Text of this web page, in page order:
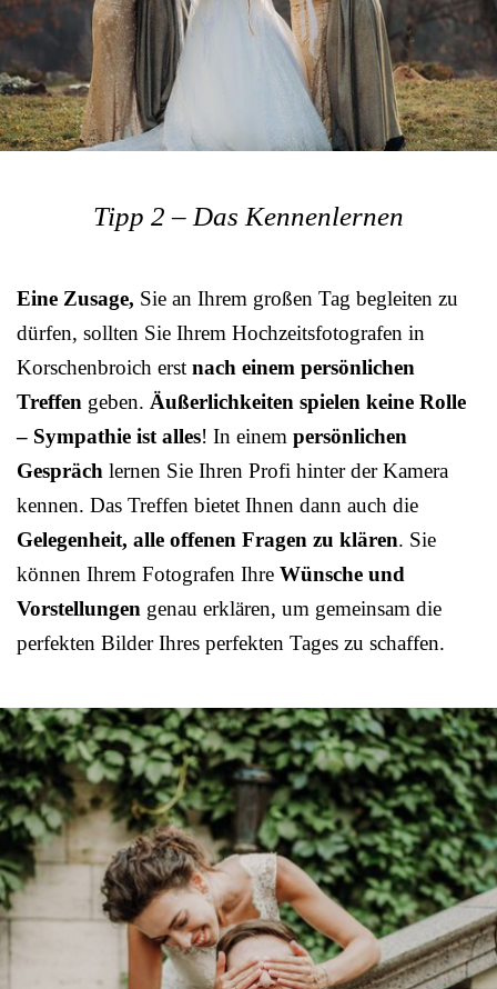
Tipp 2 – Das Kennenlernen
Eine Zusage, Sie an Ihrem großen Tag begleiten zu
dürfen, sollten Sie Ihrem Hochzeitsfotografen in
Korschenbroich erst nach einem persönlichen
Treffen geben. Äußerlichkeiten spielen keine Rolle
– Sympathie ist alles! In einem persönlichen
Gespräch lernen Sie Ihren Profi hinter der Kamera
kennen. Das Treffen bietet Ihnen dann auch die
Gelegenheit, alle offenen Fragen zu klären. Sie
können Ihrem Fotografen Ihre Wünsche und
Vorstellungen genau erklären, um gemeinsam die
perfekten Bilder Ihres perfekten Tages zu schaffen.